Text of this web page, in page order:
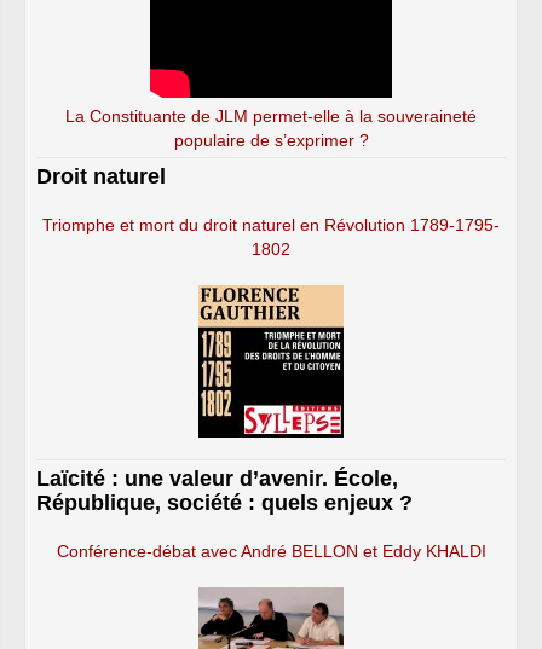
La Constituante de JLM permet-elle à la souveraineté
populaire de s’exprimer ?
Droit naturel
Triomphe et mort du droit naturel en Révolution 1789-1795-
1802
Laïcité : une valeur d’avenir. École,
République, société : quels enjeux ?
Conférence-débat avec André BELLON et Eddy KHALDI